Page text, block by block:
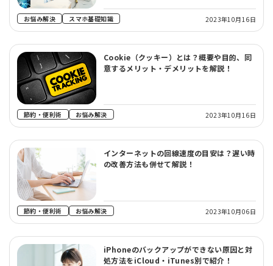
お悩み解決 スマホ基礎知識 2023年10月16日
Cookie（クッキー）とは？概要や目的、同
意するメリット・デメリットを解説！
節約・便利術 お悩み解決 2023年10月16日
インターネットの回線速度の目安は？遅い時
の改善方法も併せて解説！
節約・便利術 お悩み解決 2023年10月06日
iPhoneのバックアップができない原因と対
処方法をiCloud・iTunes別で紹介！